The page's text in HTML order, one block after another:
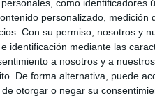
como identificadores
personalizado,
Con su permiso, nosotros y
identificación mediante las
a nosotros y a
De forma alternativa, puede
otorgar o negar su